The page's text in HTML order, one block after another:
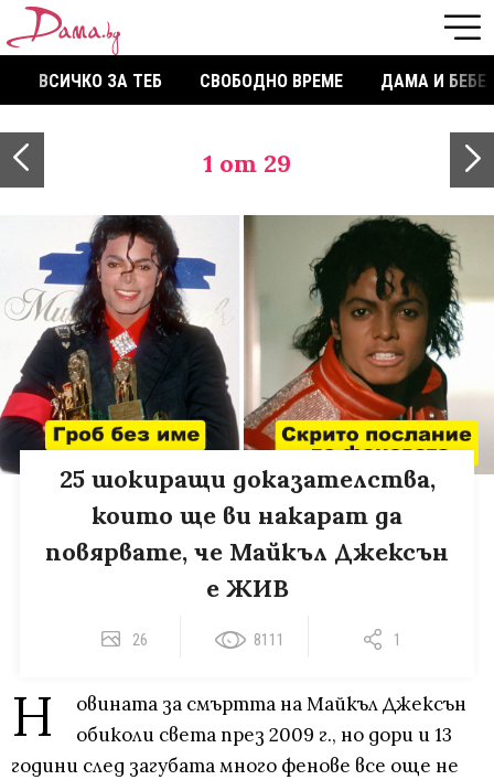
ВСИЧКО ЗА ТЕБ СВОБОДНО ВРЕМЕ ДАМА И БЕБЕ
1 от 29
25 шокиращи доказателства,
които ще ви накарат да
повярвате, че Майкъл Джексън
е ЖИВ
26 8111 1
Н
овината за смъртта на Майкъл Джексън
обиколи света през 2009 г., но дори и 13
години след загубата много фенове все още не